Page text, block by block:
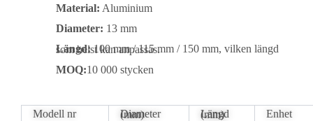
Material: Aluminium
Diameter: 13 mm
Längd:
100 mm / 115 mm / 150 mm, vilken längd som helst kan anpassas.
MOQ:10 000 stycken
Modell nr Diameter (mm) Längd (mm) Enhet